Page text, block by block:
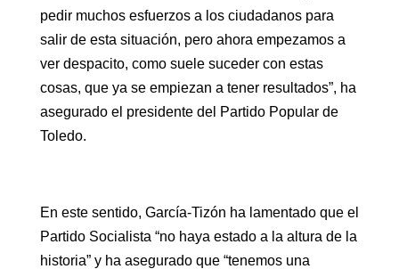
pedir muchos esfuerzos a los ciudadanos para
salir de esta situación, pero ahora empezamos a
ver despacito, como suele suceder con estas
cosas, que ya se empiezan a tener resultados”, ha
asegurado el presidente del Partido Popular de
Toledo.
En este sentido, García-Tizón ha lamentado que el
Partido Socialista “no haya estado a la altura de la
historia” y ha asegurado que “tenemos una